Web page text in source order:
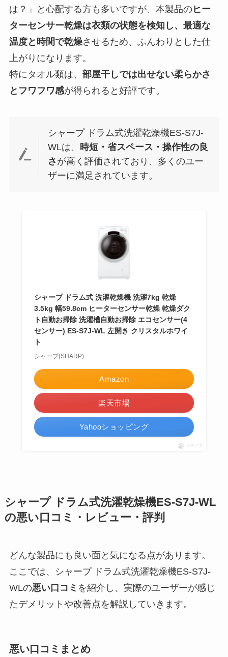
は？」と心配する方も多いですが、本製品のヒー
ターセンサー乾燥は衣類の状態を検知し、最適な
温度と時間で乾燥させるため、ふんわりとした仕
上がりになります。
特にタオル類は、 部屋干しでは出せない柔らかさ
とフワフワ感が得られると好評です。
シャープ ドラム式洗濯乾燥機ES-S7J-
WLは、 時短・省スペース・操作性の良
さ が高く評価されており、多くのユー
ザーに満足されています。
シャープ ドラム式 洗濯乾燥機 洗濯7kg 乾燥
3.5kg 幅59.8cm ヒーターセンサー乾燥 乾燥ダク
ト自動お掃除 洗濯槽自動お掃除 エコセンサー(4
センサー) ES-S7J-WL 左開き クリスタルホワイ
ト
シャープ(SHARP)
Amazon
楽天市場
Yahooショッピング
ポチップ
シャープ ドラム式洗濯乾燥機ES-S7J-WL
の悪い口コミ・レビュー・評判
どんな製品にも良い面と気になる点があります。
ここでは、シャープ ドラム式洗濯乾燥機ES-S7J-
WLの悪い口コミ を紹介し、実際のユーザーが感じ
たデメリットや改善点を解説していきます。
悪い口コミまとめ